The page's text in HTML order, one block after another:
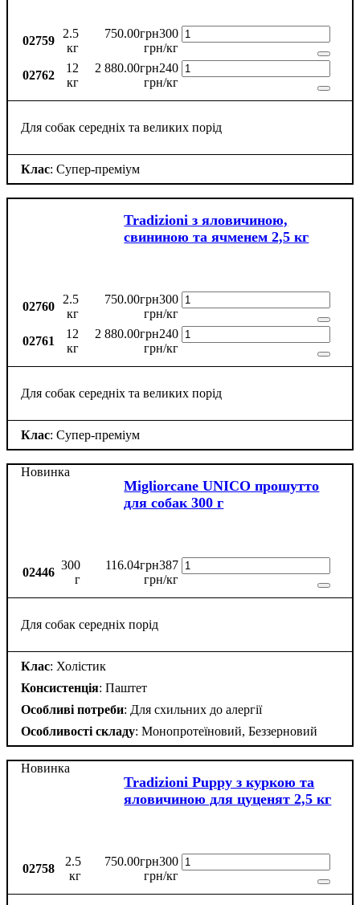
02759
2.5
кг
750.00грн300
грн/кг
02762
12
кг
2 880.00грн240
грн/кг
Для собак середніх та великих порід
Клас: Супер-преміум
Tradizioni з яловичиною,
свининою та ячменем 2,5 кг
02760
2.5
кг
750.00грн300
грн/кг
02761
12
кг
2 880.00грн240
грн/кг
Для собак середніх та великих порід
Клас: Супер-преміум
Migliorcane UNICO прошутто
для собак 300 г
Новинка
02446
300
г
116.04грн387
грн/кг
Для собак середніх порід
Клас: Холістик
Консистенція: Паштет
Особливі потреби: Для схильних до алергії
Особливості складу: Монопротеїновий, Беззерновий
Tradizioni Puppy з куркою та
яловичиною для цуценят 2,5 кг
Новинка
02758
2.5
кг
750.00грн300
грн/кг